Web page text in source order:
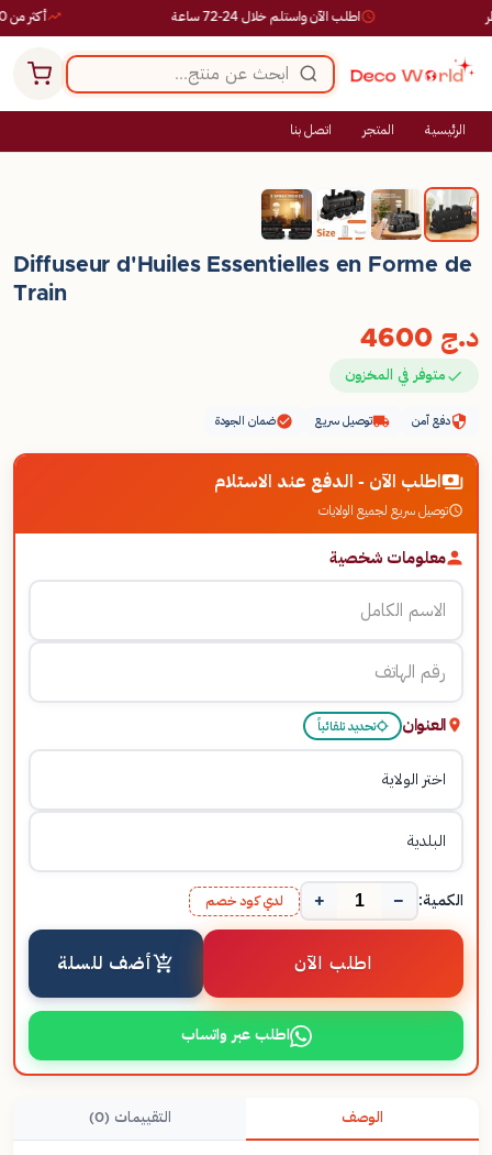
أكثر من 10,000 طلب ناجح اطلب الآن واستلم خلال 24-72 ساعة
الرئيسية المتجر اتصل بنا
Diffuseur d'Huiles Essentielles en Forme de
Train
د.ج
متوفر في المخزون
دفع آمن توصيل سريع ضمان الجودة
اطلب الآن - الدفع عند الاستلام
توصيل سريع لجميع الولايات
معلومات شخصية
العنوان تحديد تلقائياً
الكمية: −
+ لدي كود خصم
اطلب الآن أضف للسلة
اطلب عبر واتساب
الوصف التقييمات (0)